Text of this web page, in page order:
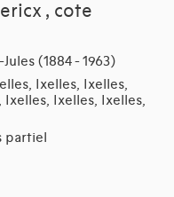
, cote
(1884 - 1963)
Ixelles, Ixelles,
Ixelles, Ixelles, Ixelles,
partiel